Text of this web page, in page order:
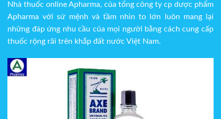
Nhà thuốc online Apharma, của tổng công ty cp dược phẩm
Apharma với sứ mệnh và tầm nhìn to lớn luôn mang lại
những đáp ứng nhu cầu của mọi người bằng cách cung cấp
thuốc rộng rãi trên khắp đất nước Việt Nam.